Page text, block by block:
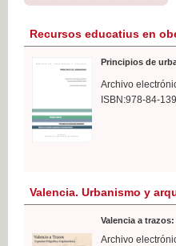
Recursos educatius en
Principios de
Archivo
ISBN:978-84-
Valencia. Urbanismo y
Valencia a
Archivo